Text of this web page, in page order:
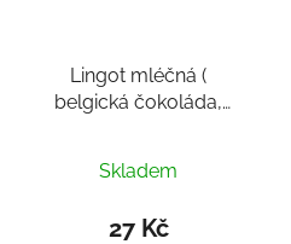
Lingot mléčná (
belgická čokoláda,
hodnocení
produktu
Skladem
27 Kč